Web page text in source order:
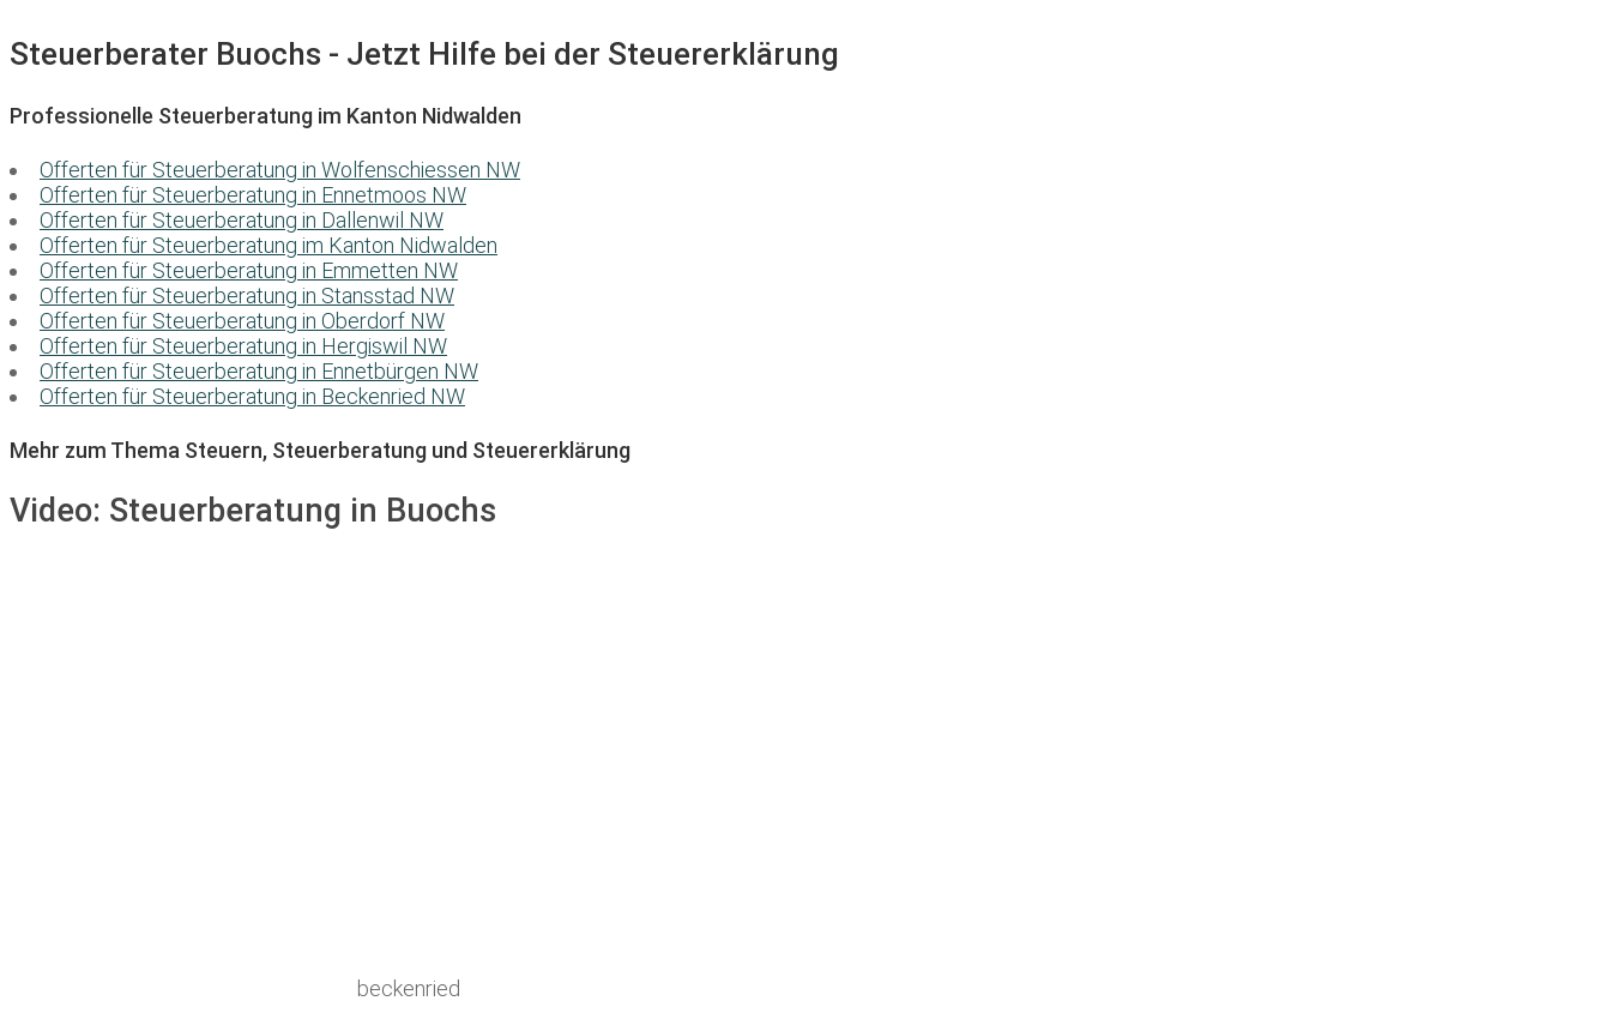
Steuerberater Buochs - Jetzt Hilfe bei der Steuererklärung
Professionelle Steuerberatung im Kanton Nidwalden
Offerten für Steuerberatung in Wolfenschiessen NW
Offerten für Steuerberatung in Ennetmoos NW
Offerten für Steuerberatung in Dallenwil NW
Offerten für Steuerberatung im Kanton Nidwalden
Offerten für Steuerberatung in Emmetten NW
Offerten für Steuerberatung in Stansstad NW
Offerten für Steuerberatung in Oberdorf NW
Offerten für Steuerberatung in Hergiswil NW
Offerten für Steuerberatung in Ennetbürgen NW
Offerten für Steuerberatung in Beckenried NW
Mehr zum Thema Steuern, Steuerberatung und Steuererklärung
Video: Steuerberatung in Buochs
beckenried